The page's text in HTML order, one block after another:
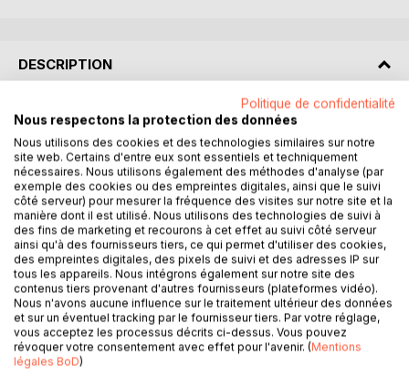
DESCRIPTION
" Disponible pour les mois de juillet et août, appartement
de 40m2 au coeur d'un écosystème équin région Bresse
bourguignonne.
Vous aimez le calme, la nature, les réveils au chant des
oiseaux..."
C'est en lisant les quelques lignes d'une annonce apparue
au hasard de son fil d'actualité, qu'Hazel écoute la petite
voix qui la guide vers le Jardin des Chevaux, une écurie pas
comme les autres, et décide d'y poser ses valises pour
l'été.
Vide, résignée, et marquée par un drame qu'elle pense ne
jamais pouvoir surmonter, elle ne voit dans ce séjour qu'un
moyen de faire passer le temps plus vite avant le " grand
jour ".
Politique de confidentialité
Nous respectons la protection des données
Nous utilisons des cookies et des technologies similaires sur notre
site web. Certains d'entre eux sont essentiels et techniquement
nécessaires. Nous utilisons également des méthodes d'analyse (par
exemple des cookies ou des empreintes digitales, ainsi que le suivi
côté serveur) pour mesurer la fréquence des visites sur notre site et la
manière dont il est utilisé. Nous utilisons des technologies de suivi à
des fins de marketing et recourons à cet effet au suivi côté serveur
ainsi qu'à des fournisseurs tiers, ce qui permet d'utiliser des cookies,
des empreintes digitales, des pixels de suivi et des adresses IP sur
tous les appareils. Nous intégrons également sur notre site des
contenus tiers provenant d'autres fournisseurs (plateformes vidéo).
Nous n'avons aucune influence sur le traitement ultérieur des données
et sur un éventuel tracking par le fournisseur tiers. Par votre réglage,
vous acceptez les processus décrits ci-dessus. Vous pouvez
révoquer votre consentement avec effet pour l'avenir. (Mentions
légales BoD)